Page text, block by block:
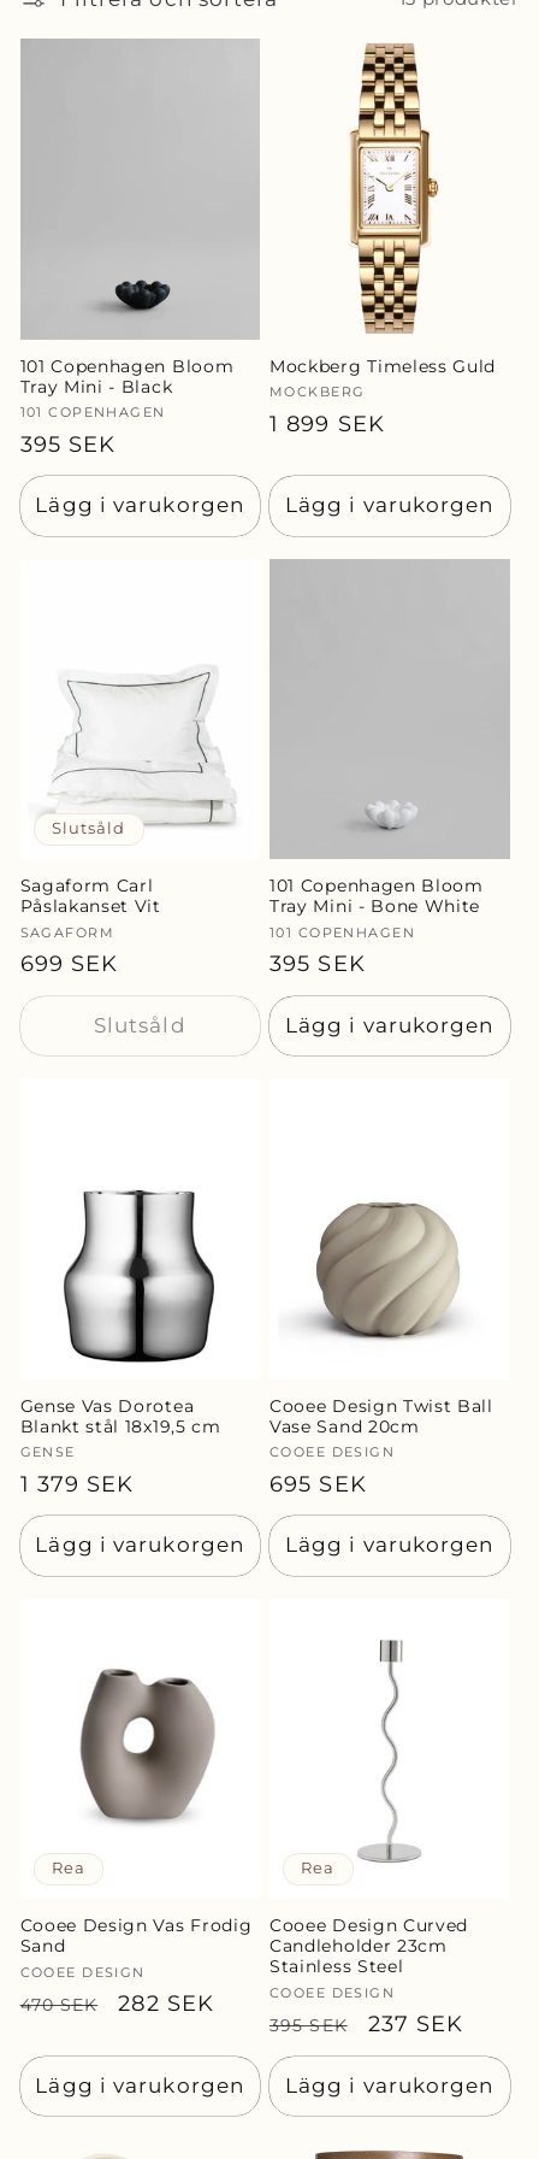
d
r
i
e
:
101 Copenhagen Bloom
Tray Mini - Black
Säljare:
101 COPENHAGEN
Ordinarie
pris
395 SEK
Lägg i varukorgen
Mockberg Timeless Guld
Säljare:
MOCKBERG
Ordinarie
1 899 SEK
Lägg i varukorgen
Slutsåld
Sagaform Carl
Påslakanset Vit
Säljare:
SAGAFORM
Ordinarie
pris
699 SEK
Slutsåld
101 Copenhagen Bloom
Tray Mini - Bone White
Säljare:
101 COPENHAGEN
Ordinarie
pris
395 SEK
Lägg i varukorgen
Gense Vas Dorotea
Blankt stål 18x19,5 cm
Säljare:
GENSE
Ordinarie
pris
1 379 SEK
Lägg i varukorgen
Cooee Design Twist Ball
Vase Sand 20cm
Säljare:
COOEE DESIGN
Ordinarie
pris
695 SEK
Lägg i varukorgen
Rea
Cooee Design Vas Frodig
Sand
Säljare:
COOEE DESIGN
Ordinarie
470 SEK Försäljningspris
282 SEK
Lägg i varukorgen
Rea
Cooee Design Curved
Candleholder 23cm
Stainless Steel
Säljare:
COOEE DESIGN
Ordinarie
pris
395 SEK 237 SEK
Lägg i varukorgen